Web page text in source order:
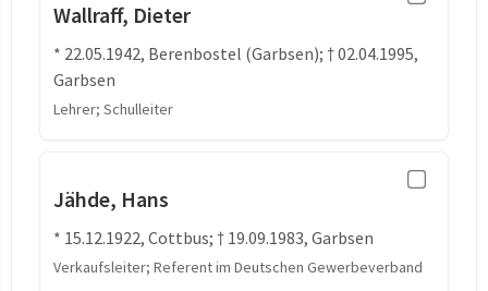
Wallraff, Dieter
* 22.05.1942, Berenbostel (Garbsen); † 02.04.1995,
Garbsen
Lehrer; Schulleiter
Jähde, Hans
* 15.12.1922, Cottbus; † 19.09.1983, Garbsen
Verkaufsleiter; Referent im Deutschen Gewerbeverband